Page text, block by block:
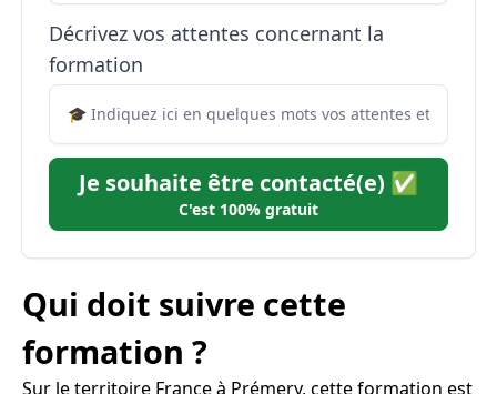
Décrivez vos attentes concernant la
formation
Je souhaite être contacté(e) ✅
C'est 100% gratuit
Qui doit suivre cette
formation ?
Sur le territoire France à Prémery, cette formation est